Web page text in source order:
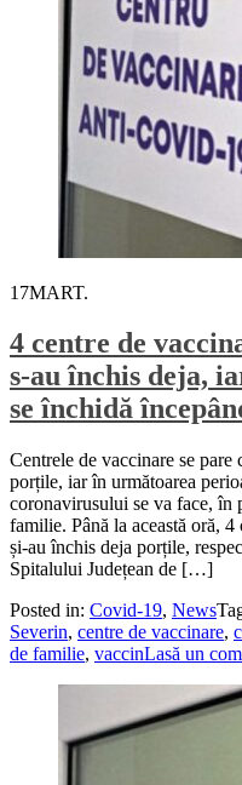
17MART.
4 centre de
s-au închis deja,
se închidă
Centrele de vaccinare se
porțile, iar în următoarea
coronavirusului se va face, în
familie. Până la această oră,
și-au închis deja porțile,
Spitalului Județean de […]
Posted in: Covid-19, News
Severin, centre de vaccinare,
de familie, vaccinLasă un